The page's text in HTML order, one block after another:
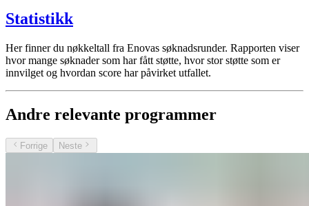
Statistikk
Her finner du nøkkeltall fra Enovas søknadsrunder. Rapporten viser
hvor mange søknader som har fått støtte, hvor stor støtte som er
innvilget og hvordan score har påvirket utfallet.
Andre relevante programmer
Forrige Neste